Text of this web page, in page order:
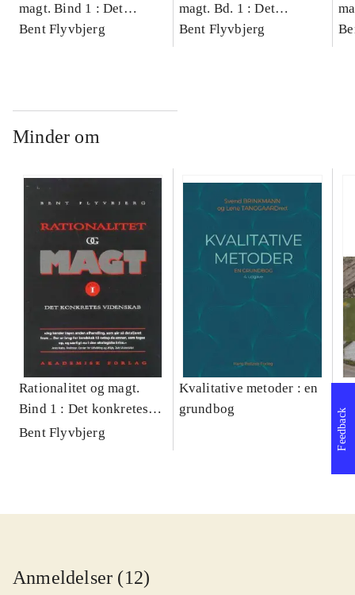
magt. Bind 1 : Det
konkretes videnskab
Bent Flyvbjerg
magt. Bd. 1 : Det
konkretes videnskab
Bent Flyvbjerg
Minder om
Rationalitet og magt.
Bind 1 : Det konkretes
videnskab
Bent Flyvbjerg
Kvalitative metoder : en
grundbog
Anmeldelser (12)
Feedback